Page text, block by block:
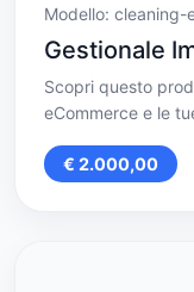
Modello: cleaning-
Gestionale
Scopri questo
eCommerce e le
€ 2.000,00